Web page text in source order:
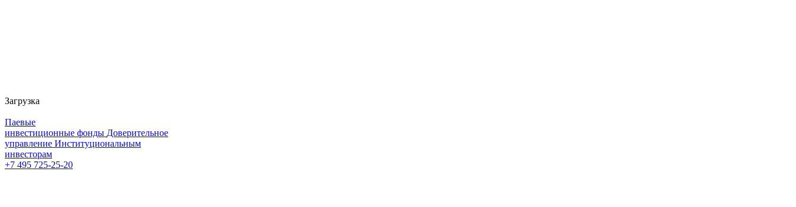
Загрузка
Паевые
инвестиционные фонды Доверительное
управление Институциональным
инвесторам
+7 495 725-25-20